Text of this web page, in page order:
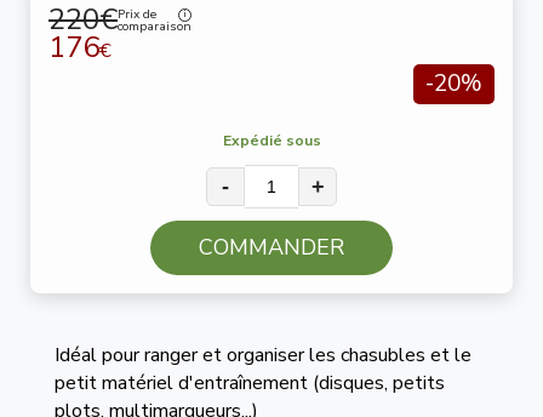
220€Prix de
comparaison
176€
-20%
Expédié sous
- +
COMMANDER
Idéal pour ranger et organiser les chasubles et le
petit matériel d'entraînement (disques, petits
plots, multimarqueurs...)